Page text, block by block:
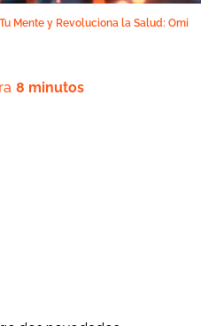
Mente y Revoluciona la Salud: Omi
8 minutos